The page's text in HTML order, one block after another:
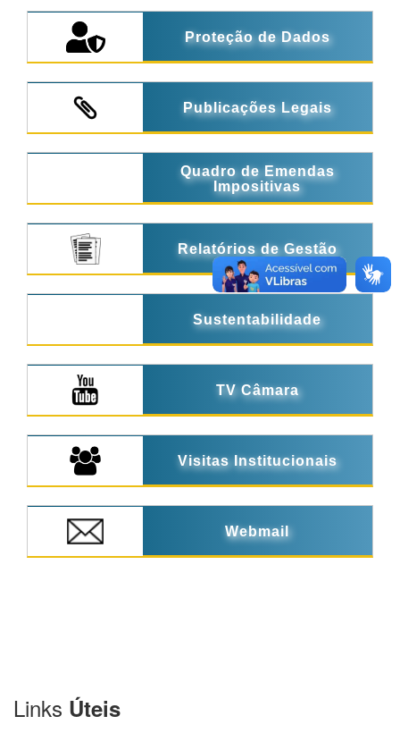
Proteção de Dados
Publicações Legais
Quadro de Emendas
Impositivas
Relatórios de Gestão
Sustentabilidade
TV Câmara
Visitas Institucionais
Webmail
Links Úteis